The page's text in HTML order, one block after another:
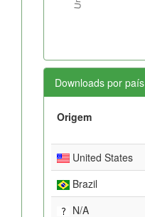
Downloads por país
Origem
United States
Brazil
N/A